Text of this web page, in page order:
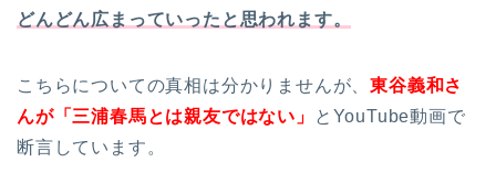
どんどん広まっていったと思われます。
こちらについての真相は分かりませんが、東谷義和さ
んが「三浦春馬とは親友ではない」
とYouTube動画で
断言しています。